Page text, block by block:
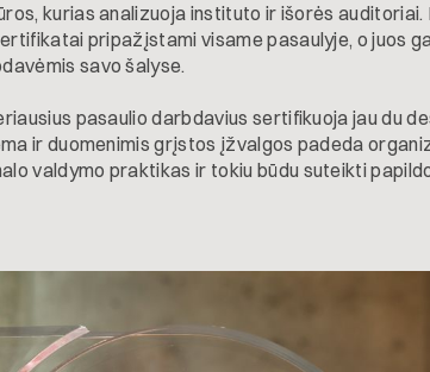
kurias analizuoja instituto ir išorės auditoriai.
pripažįstami visame pasaulyje, o juos
savo šalyse.
pasaulio darbdavius sertifikuoja jau du
ir duomenimis grįstos įžvalgos padeda
valdymo praktikas ir tokiu būdu suteikti